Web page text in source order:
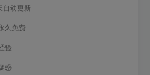
自动更新
久免费
验
惑